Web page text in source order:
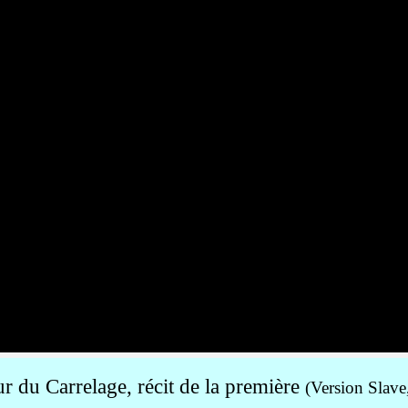
du Carrelage, récit de la première (Version